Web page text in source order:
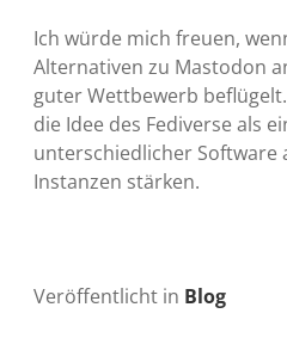
Ich würde mich freuen,
Alternativen zu Mastodon
guter Wettbewerb
die Idee des Fediverse als
unterschiedlicher Software
Instanzen stärken.
Veröffentlicht in Blog